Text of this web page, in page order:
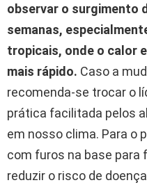
observar o surgimento
semanas,
tropicais, onde o calor
mais rápido. Caso a
recomenda-se trocar o
prática facilitada pelos
em nosso clima. Para o
com furos na base para
reduzir o risco de